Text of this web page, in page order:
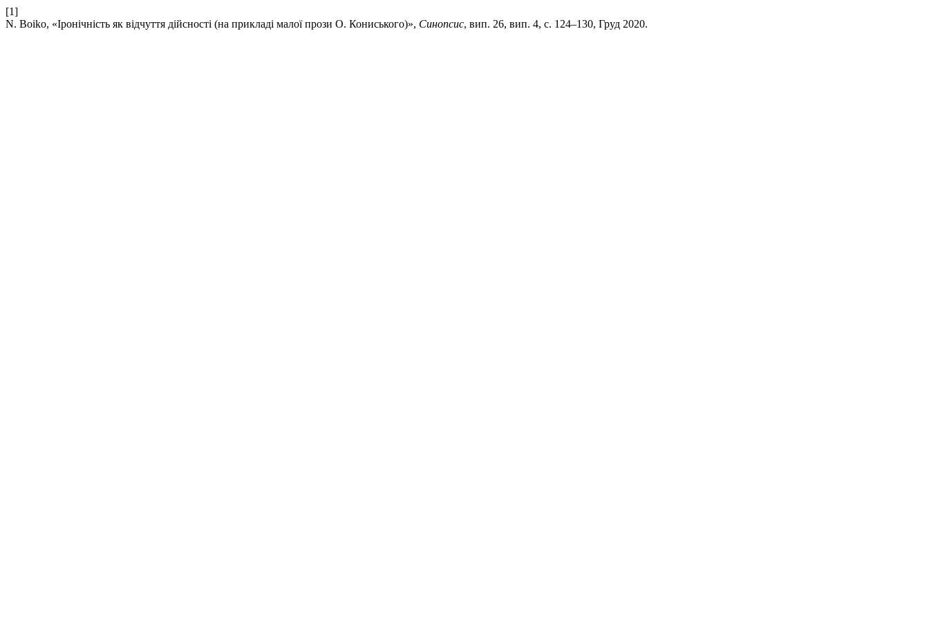
[1]
N. Boiko, «Іронічність як відчуття дійсності (на прикладі малої прози О. Кониського)», Синопсис, вип. 26, вип. 4, с. 124–130, Груд 2020.